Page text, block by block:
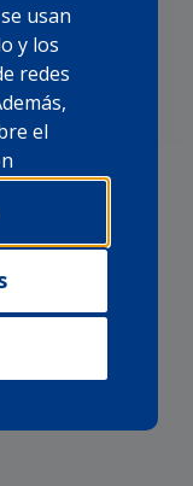
usan
y los
redes
el
haya